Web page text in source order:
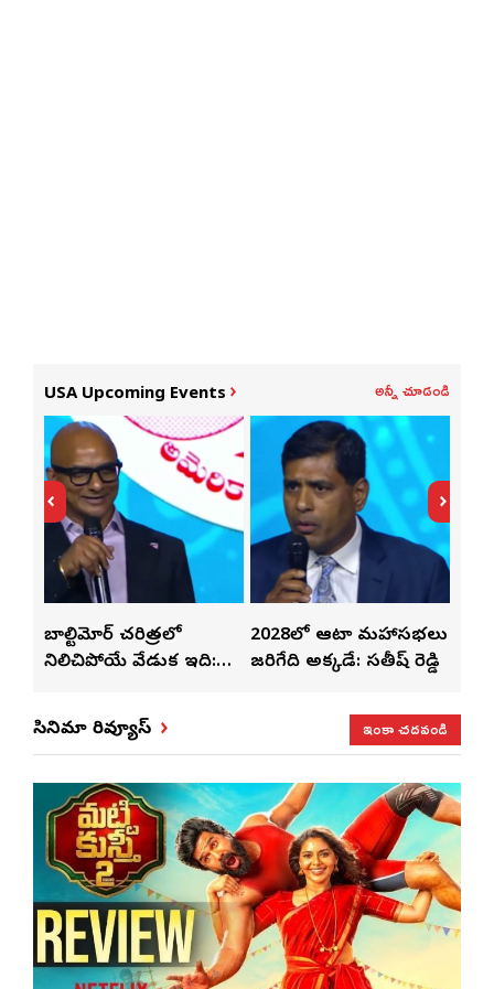
USA Upcoming Events అన్నీ చూడండి
బాల్టిమోర్ చరిత్రలో
నిలిచిపోయే వేడుక ఇది:
2028లో ఆటా మహాసభలు
జరిగేది అక్కడే: సతీష్ రెడ్డి
సినిమా రివ్యూస్ ఇంకా చదవండి